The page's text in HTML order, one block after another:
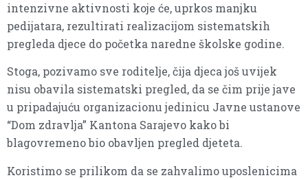
intenzivne aktivnosti koje će, uprkos manjku
pedijatara, rezultirati realizacijom sistematskih
pregleda djece do početka naredne školske godine.
Stoga, pozivamo sve roditelje, čija djeca još uvijek
nisu obavila sistematski pregled, da se čim prije jave
u pripadajuću organizacionu jedinicu Javne ustanove
“Dom zdravlja” Kantona Sarajevo kako bi
blagovremeno bio obavljen pregled djeteta.
Koristimo se prilikom da se zahvalimo uposlenicima